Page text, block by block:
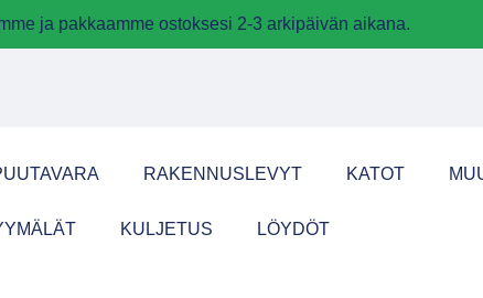
ja pakkaamme ostoksesi 2-3 arkipäivän aikana.
RAKENNUSLEVYT KATOT
KULJETUS LÖYDÖT